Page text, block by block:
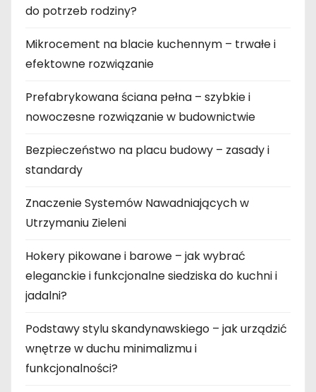
do potrzeb rodziny?
Mikrocement na blacie kuchennym – trwałe i
efektowne rozwiązanie
Prefabrykowana ściana pełna – szybkie i
nowoczesne rozwiązanie w budownictwie
Bezpieczeństwo na placu budowy – zasady i
standardy
Znaczenie Systemów Nawadniających w
Utrzymaniu Zieleni
Hokery pikowane i barowe – jak wybrać
eleganckie i funkcjonalne siedziska do kuchni i
jadalni?
Podstawy stylu skandynawskiego – jak urządzić
wnętrze w duchu minimalizmu i
funkcjonalności?